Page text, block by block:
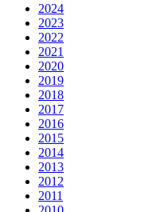
2024
2023
2022
2021
2020
2019
2018
2017
2016
2015
2014
2013
2012
2011